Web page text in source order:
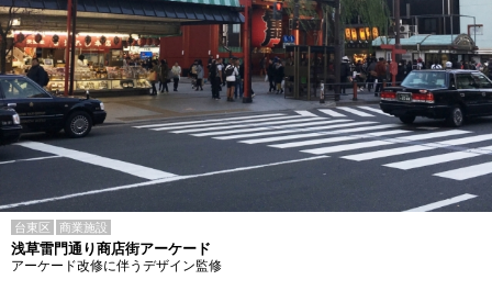
台東区 商業施設
浅草雷門通り商店街アーケード
アーケード改修に伴うデザイン監修